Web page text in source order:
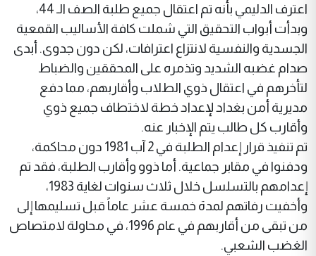
اعترف الدليمي بأنه تم اعتقال جميع طلبة الصف الـ 44،
وبدأت أبواب التحقيق التي شملت كافة الأساليب القمعية
الجسدية والنفسية لانتزاع اعترافات، لكن دون جدوى. أبدى
صدام غضبه الشديد وتذمره على المحققين والضباط
لتأخرهم في اعتقال ذوي الطلاب وأقاربهم، مما دفع
مديرية أمن بغداد لإعداد خطة لاختطاف جميع ذوي
وأقارب كل طالب يتم الإخبار عنه.
تم تنفيذ قرار إعدام الطلبة في 2 آب 1981 دون محاكمة،
ودفنوا في مقابر جماعية. أما ذوو وأقارب الطلبة، فقد تم
إعدامهم بالتسلسل خلال ثلاث سنوات لغاية 1983،
وأخفيت رفاتهم لمدة خمسة عشر عاماً قبل تسليمها إلى
من تبقى من أقاربهم في عام 1996، في محاولة لامتصاص
الغضب الشعبي.